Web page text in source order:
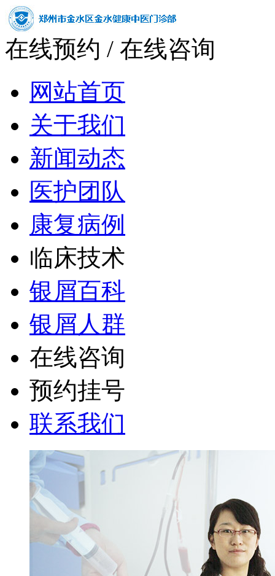
在线预约 / 在线咨询
网站首页
关于我们
新闻动态
医护团队
康复病例
临床技术
银屑百科
银屑人群
在线咨询
预约挂号
联系我们